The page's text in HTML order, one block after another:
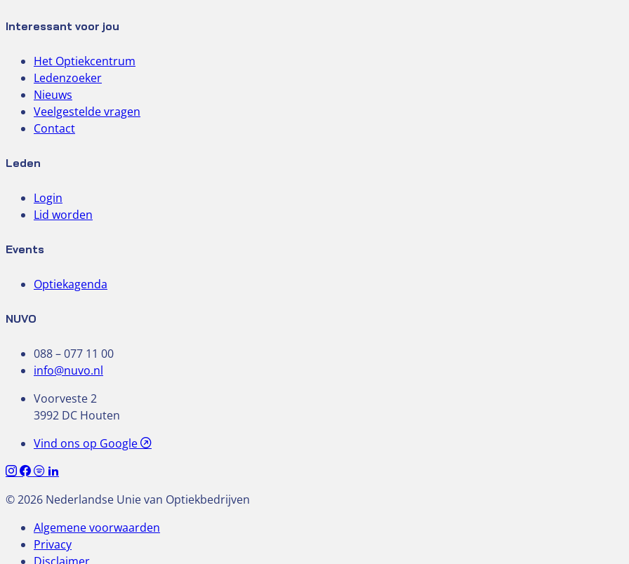
Interessant voor jou
Het Optiekcentrum
Ledenzoeker
Nieuws
Veelgestelde vragen
Contact
Leden
Login
Lid worden
Events
Optiekagenda
NUVO
088 – 077 11 00
info@nuvo.nl
Voorveste 2
3992 DC Houten
Vind ons op Google
© 2026 Nederlandse Unie van Optiekbedrijven
Algemene voorwaarden
Privacy